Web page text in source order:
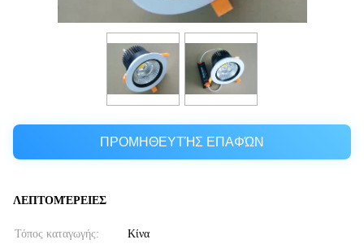
ΠΡΟΜΗΘΕΥΤΉΣ ΕΠΑΦΏΝ
ΛΕΠΤΟΜΈΡΕΙΕΣ
Τόπος καταγωγής: Κίνα